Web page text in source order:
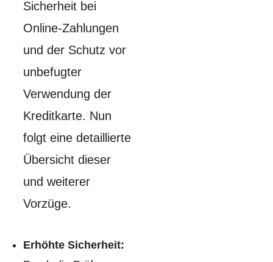
Sicherheit bei
Online-Zahlungen
und der Schutz vor
unbefugter
Verwendung der
Kreditkarte. Nun
folgt eine detaillierte
Übersicht dieser
und weiterer
Vorzüge.
Erhöhte Sicherheit: